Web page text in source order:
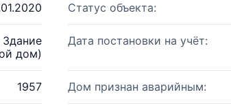
Статус объекта:
Здание
дом)
Дата постановки на учёт:
1957 Дом признан аварийным: